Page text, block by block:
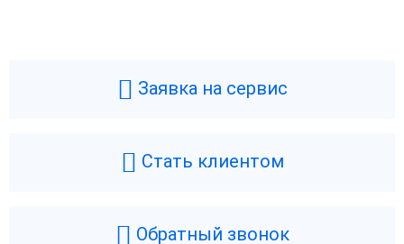
Заявка на сервис
Стать клиентом
Обратный звонок